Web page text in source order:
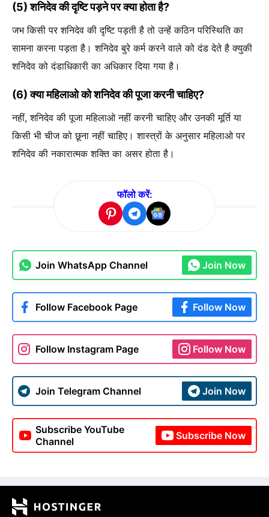
(5) शनिदेव की दृष्टि पड़ने पर क्या होता है?
जभ किसी पर शनिदेव की दृष्टि पड़ती है तो उन्हें कठिन परिस्थिति का
सामना करना पड़ता है। शनिदेव बुरे कर्म करने वाले को दंड देते है क्युकी
शनिदेव को दंडाधिकारी का अधिकार दिया गया है।
(6) क्या महिलाओ को शनिदेव की पूजा करनी चाहिए?
नहीं, शनिदेव की पूजा महिलाओ नहीं करनी चाहिए और उनकी मूर्ति या
किसी भी चीज को छूना नहीं चाहिए। शास्त्रों के अनुसार महिलाओ पर
शनिदेव की नकारात्मक शक्ति का असर होता है।
फॉलो करें:
Join WhatsApp Channel Join Now
Follow Facebook Page Follow Now
Follow Instagram Page Follow Now
Join Telegram Channel Join Now
Subscribe YouTube
Channel
Subscribe Now